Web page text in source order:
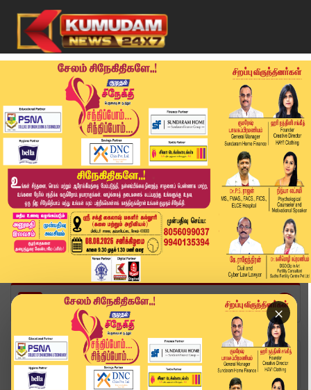
×
Home
வீடியோ ஸ்டோரி
"தங்கம் விலை அதிர்ச்சி! சவரன் விலை மீண்டும் உயர...